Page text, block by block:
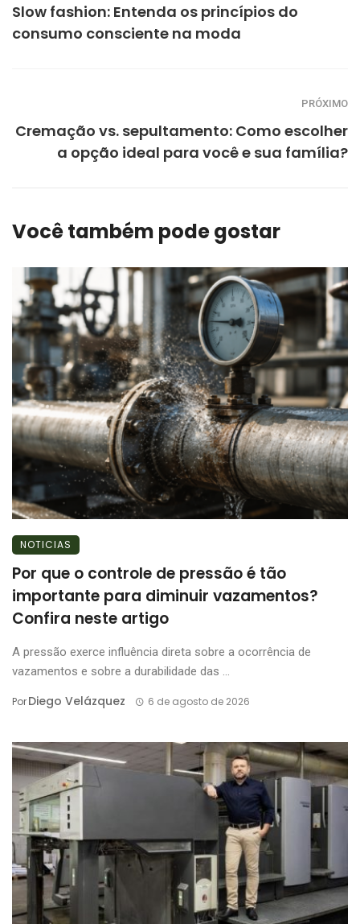
Slow fashion: Entenda os princípios do
consumo consciente na moda
PRÓXIMO
Cremação vs. sepultamento: Como escolher
a opção ideal para você e sua família?
Você também pode gostar
NOTICIAS
Por que o controle de pressão é tão
importante para diminuir vazamentos?
Confira neste artigo
A pressão exerce influência direta sobre a ocorrência de
vazamentos e sobre a durabilidade das ...
PorDiego Velázquez 6 de agosto de 2026